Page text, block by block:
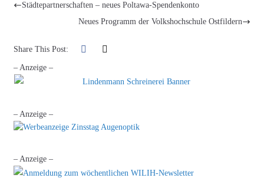
Städtepartnerschaften – neues Poltawa-Spendenkonto
Neues Programm der Volkshochschule Ostfildern
Share This Post:
– Anzeige –
– Anzeige –
– Anzeige –